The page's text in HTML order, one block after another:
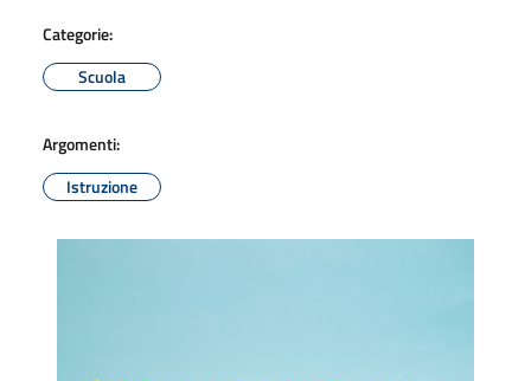
Categorie:
Scuola
Argomenti:
Istruzione